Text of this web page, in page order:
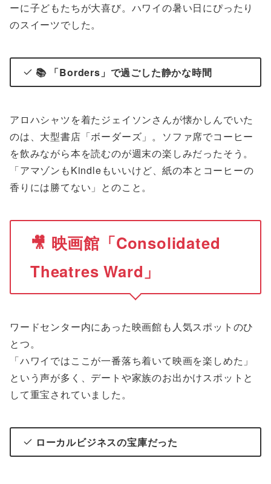
ーに子どもたちが大喜び。ハワイの暑い日にぴったり
のスイーツでした。
📚「Borders」で過ごした静かな時間
アロハシャツを着たジェイソンさんが懐かしんでいた
のは、大型書店「ボーダーズ」。ソファ席でコーヒー
を飲みながら本を読むのが週末の楽しみだったそう。
「アマゾンもKindleもいいけど、紙の本とコーヒーの
香りには勝てない」とのこと。
🎥 映画館「Consolidated
Theatres Ward」
ワードセンター内にあった映画館も人気スポットのひ
とつ。
「ハワイではここが一番落ち着いて映画を楽しめた」
という声が多く、デートや家族のお出かけスポットと
して重宝されていました。
ローカルビジネスの宝庫だった